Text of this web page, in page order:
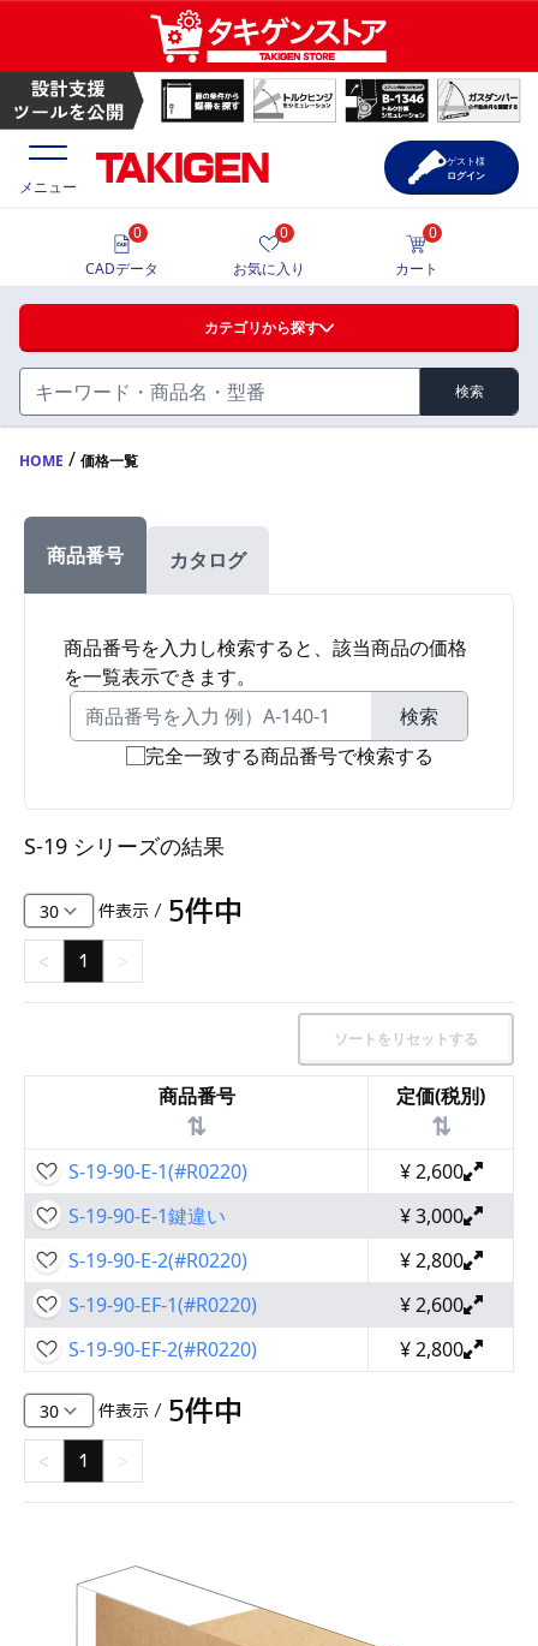
ハンドル・取手・つまみ・周辺機器
FA・A
FB・B
ファスナー・ラッチ錠・キャッチ・錠前装置・周
辺機器
電気錠・インターロック
L・LE
S
キャスター・アジャスター・スライドレール・モ
K・KC
断熱・ライト・ラック
FD・FE
価格一覧
製品カタログ
サポート・お問合せ
メニュー
カテゴリから探す
検索
0
CADデータ
0
お気に入り
0
カート
ゲスト様
ログイン
HOME / 価格一覧
商品番号 カタログ
商品番号を入力し検索すると、該当商品の価格
を一覧表示できます。
検索
完全一致する商品番号で検索する
S-19 シリーズの結果
件表示 / 5件中
< 1 >
ソートをリセットする
商品番号
⇅
定価(税別)
⇅
S-19-90-E-1(#R0220) ¥2,600
S-19-90-E-1鍵違い
¥3,000
S-19-90-E-2(#R0220)
¥2,800
S-19-90-EF-1(#R0220)
¥2,600
S-19-90-EF-2(#R0220)
¥2,800
件表示 / 5件中
< 1 >